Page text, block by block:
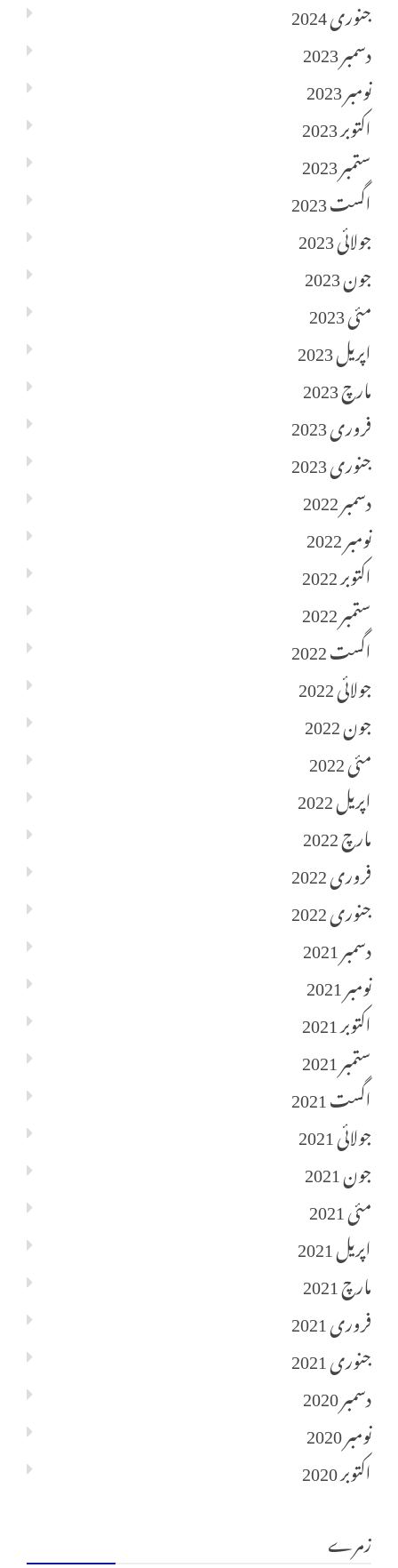
جنوری 2024
دسمبر 2023
نومبر 2023
اکتوبر 2023
ستمبر 2023
اگست 2023
جولائی 2023
جون 2023
مئی 2023
اپریل 2023
مارچ 2023
فروری 2023
جنوری 2023
دسمبر 2022
نومبر 2022
اکتوبر 2022
ستمبر 2022
اگست 2022
جولائی 2022
جون 2022
مئی 2022
اپریل 2022
مارچ 2022
فروری 2022
جنوری 2022
دسمبر 2021
نومبر 2021
اکتوبر 2021
ستمبر 2021
اگست 2021
جولائی 2021
جون 2021
مئی 2021
اپریل 2021
مارچ 2021
فروری 2021
جنوری 2021
دسمبر 2020
نومبر 2020
اکتوبر 2020
زمرے